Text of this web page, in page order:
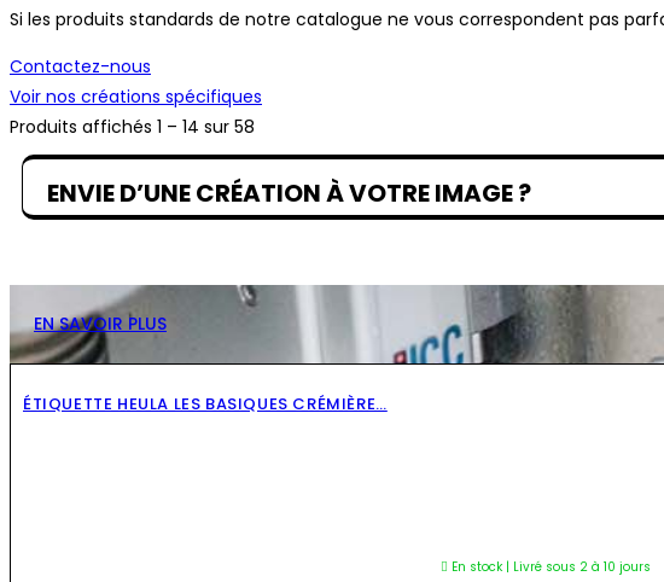
Si les produits standards de notre catalogue ne vous correspondent pas
Contactez-nous
Voir nos créations spécifiques
Produits affichés 1 – 14 sur 58
ENVIE D’UNE CRÉATION À VOTRE IMAGE ?
EN SAVOIR PLUS
ÉTIQUETTE HEULA LES BASIQUES CRÉMIÈRE…
En stock | Livré sous 2 à 10 jours